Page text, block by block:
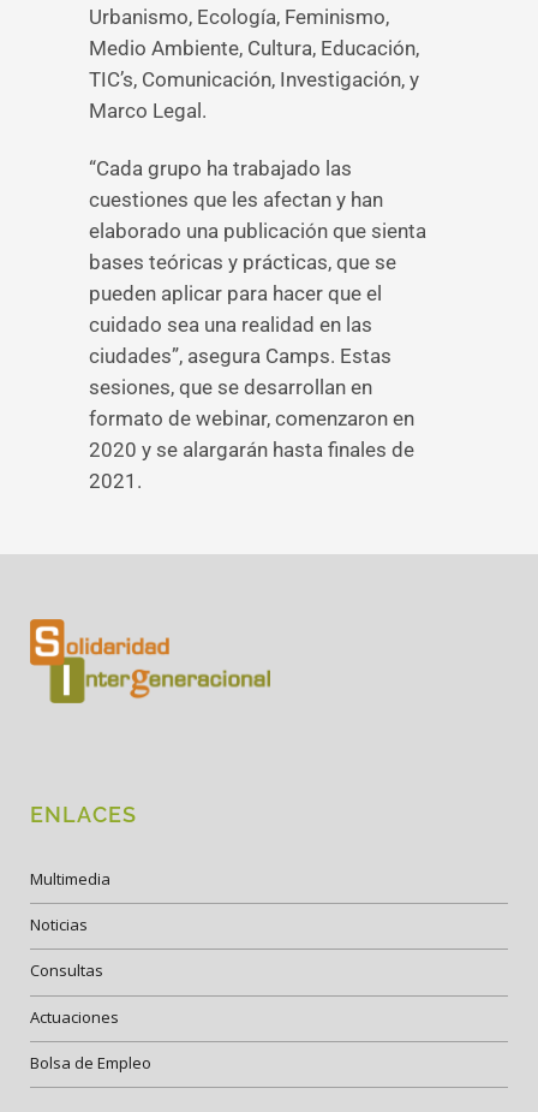
Urbanismo, Ecología, Feminismo,
Medio Ambiente, Cultura, Educación,
TIC’s, Comunicación, Investigación, y
Marco Legal.
“Cada grupo ha trabajado las
cuestiones que les afectan y han
elaborado una publicación que sienta
bases teóricas y prácticas, que se
pueden aplicar para hacer que el
cuidado sea una realidad en las
ciudades”, asegura Camps. Estas
sesiones, que se desarrollan en
formato de webinar, comenzaron en
2020 y se alargarán hasta finales de
2021.
ENLACES
Multimedia
Noticias
Consultas
Actuaciones
Bolsa de Empleo